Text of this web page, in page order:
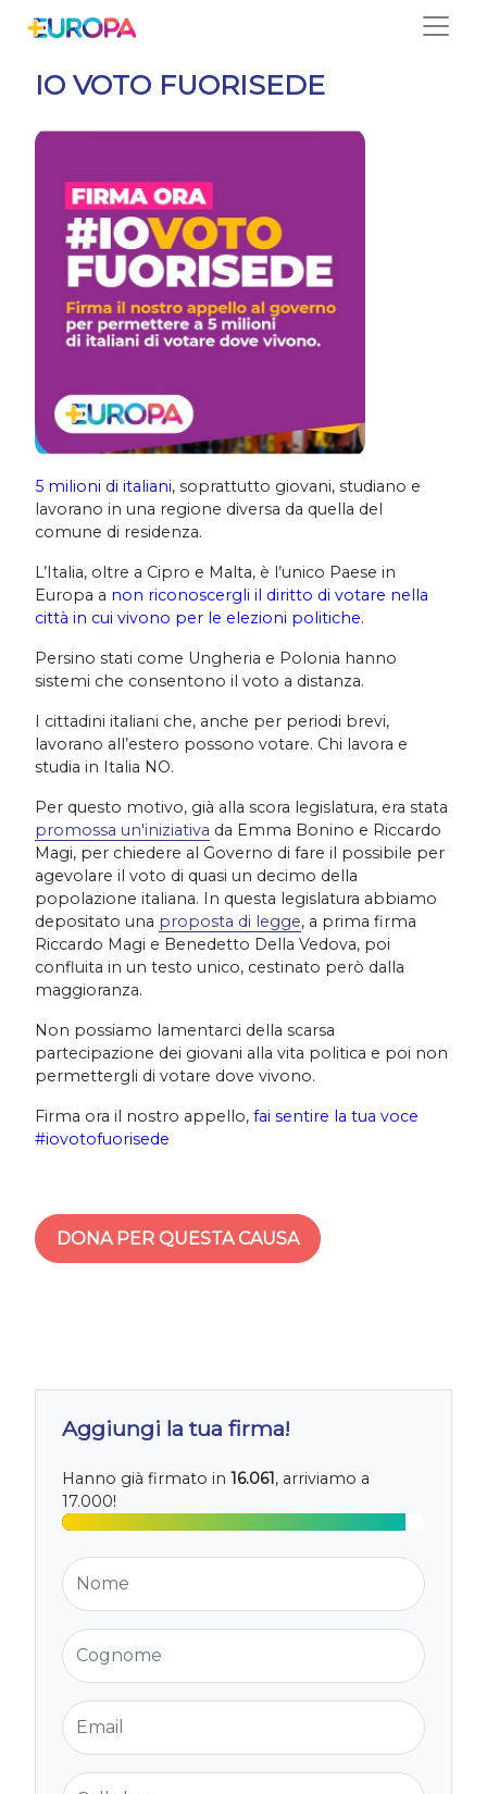
IO VOTO FUORISEDE
5 milioni di italiani, soprattutto giovani, studiano e
lavorano in una regione diversa da quella del
comune di residenza.
L’Italia, oltre a Cipro e Malta, è l’unico Paese in
Europa a non riconoscergli il diritto di votare nella
città in cui vivono per le elezioni politiche.
Persino stati come Ungheria e Polonia hanno
sistemi che consentono il voto a distanza.
I cittadini italiani che, anche per periodi brevi,
lavorano all’estero possono votare. Chi lavora e
studia in Italia NO.
Per questo motivo, già alla scora legislatura, era stata
promossa un'iniziativa da Emma Bonino e Riccardo
Magi, per chiedere al Governo di fare il possibile per
agevolare il voto di quasi un decimo della
popolazione italiana. In questa legislatura abbiamo
depositato una proposta di legge, a prima firma
Riccardo Magi e Benedetto Della Vedova, poi
confluita in un testo unico, cestinato però dalla
maggioranza.
Non possiamo lamentarci della scarsa
partecipazione dei giovani alla vita politica e poi non
permettergli di votare dove vivono.
Firma ora il nostro appello, fai sentire la tua voce
#iovotofuorisede
DONA PER QUESTA CAUSA
Aggiungi la tua firma!
Hanno già firmato in 16.061, arriviamo a
17.000!
Nome
Cognome
Email
Cellulare